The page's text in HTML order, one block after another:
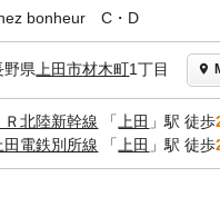
bonheur C・D
野県 上田市材木町1丁目
Ｒ北陸新幹線 「 上田 」駅 徒歩
田電鉄別所線 「 上田 」駅 徒歩